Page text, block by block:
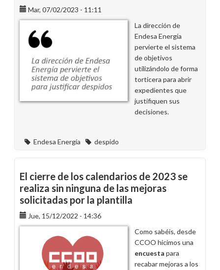
Mar, 07/02/2023 - 11:11
La dirección de
Endesa Energía
pervierte el sistema
de objetivos
utilizándolo de forma
torticera para abrir
expedientes que
justifiquen sus
decisiones.
Endesa Energía despido
El cierre de los calendarios de 2023 se
realiza sin ninguna de las mejoras
solicitadas por la plantilla
Jue, 15/12/2022 - 14:36
Como sabéis, desde
CCOO hicimos una
encuesta para
recabar mejoras a los